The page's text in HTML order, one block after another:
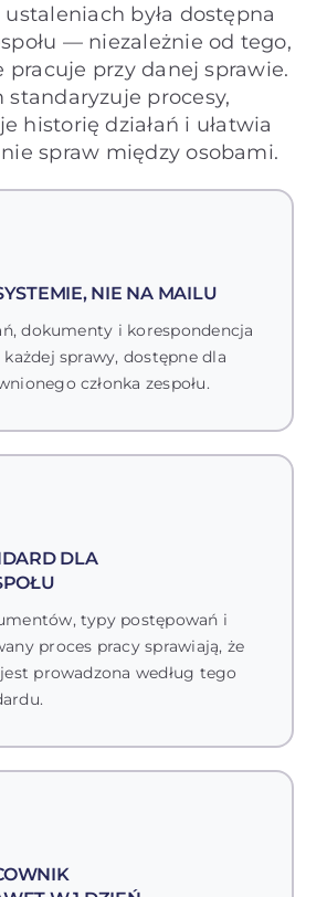
była dostępna
— niezależnie od tego,
pracuje przy danej sprawie.
standaryzuje procesy,
historię działań i ułatwia
spraw między osobami.
NIE NA MAILU
dokumenty i korespondencja
sprawy, dostępne dla
członka zespołu.
DLA
typy postępowań i
proces pracy sprawiają, że
prowadzona według tego